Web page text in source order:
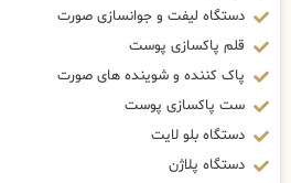
دستگاه لیفت و جوانسازی صورت
قلم پاکسازی پوست
پاک کننده و شوینده های صورت
ست پاکسازی پوست
دستگاه بلو لایت
دستگاه پلاژن